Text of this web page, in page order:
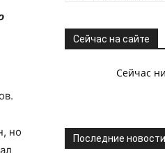
но
Сейчас на сайте
Сейчас
Последние новости